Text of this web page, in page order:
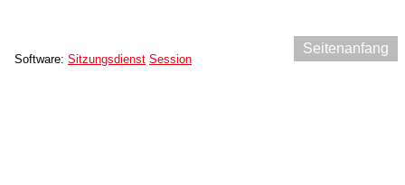
Seitenanfang
Software: Sitzungsdienst Session